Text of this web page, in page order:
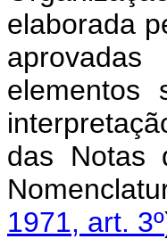
elaborada
elementos
das Notas
1971, art. 3º